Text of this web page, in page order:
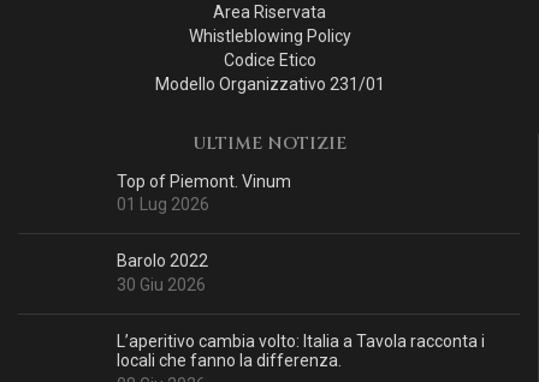
Area Riservata
Whistleblowing Policy
Codice Etico
Modello Organizzativo 231/01
ULTIME NOTIZIE
Top of Piemont. Vinum
01 Lug 2026
Barolo 2022
30 Giu 2026
L’aperitivo cambia volto: Italia a Tavola racconta i
locali che fanno la differenza.